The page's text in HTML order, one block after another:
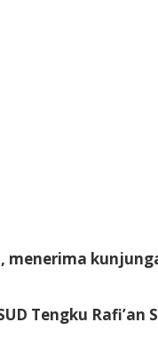
menerima
Tengku Rafi’an